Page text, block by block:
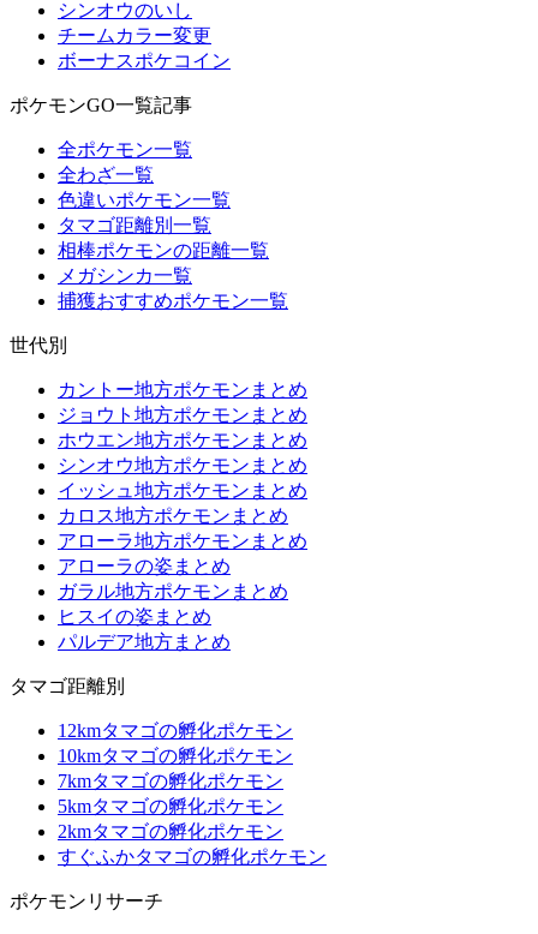
シンオウのいし
チームカラー変更
ボーナスポケコイン
ポケモンGO一覧記事
全ポケモン一覧
全わざ一覧
色違いポケモン一覧
タマゴ距離別一覧
相棒ポケモンの距離一覧
メガシンカ一覧
捕獲おすすめポケモン一覧
世代別
カントー地方ポケモンまとめ
ジョウト地方ポケモンまとめ
ホウエン地方ポケモンまとめ
シンオウ地方ポケモンまとめ
イッシュ地方ポケモンまとめ
カロス地方ポケモンまとめ
アローラ地方ポケモンまとめ
アローラの姿まとめ
ガラル地方ポケモンまとめ
ヒスイの姿まとめ
パルデア地方まとめ
タマゴ距離別
12kmタマゴの孵化ポケモン
10kmタマゴの孵化ポケモン
7kmタマゴの孵化ポケモン
5kmタマゴの孵化ポケモン
2kmタマゴの孵化ポケモン
すぐふかタマゴの孵化ポケモン
ポケモンリサーチ